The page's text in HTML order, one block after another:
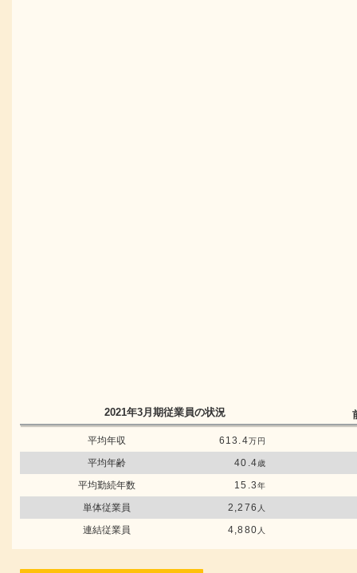
2021年3月期従業員の状況
平均年収 613.4万円
平均年齢 40.4歳
平均勤続年数 15.3年
単体従業員 2,276 人
連結従業員 4,880 人